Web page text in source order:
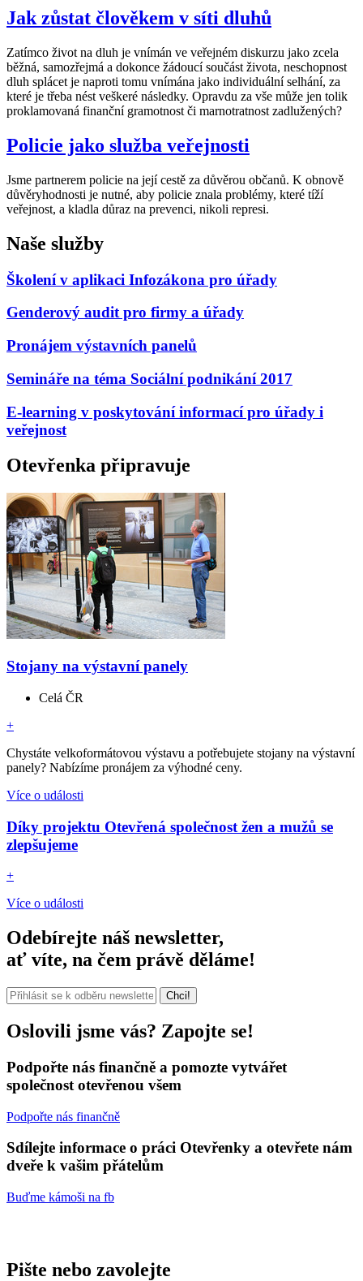
Jak zůstat člověkem v síti dluhů
Zatímco život na dluh je vnímán ve veřejném diskurzu jako zcela
běžná, samozřejmá a dokonce žádoucí součást života, neschopnost
dluh splácet je naproti tomu vnímána jako individuální selhání, za
které je třeba nést veškeré následky. Opravdu za vše může jen tolik
proklamovaná finanční gramotnost či marnotratnost zadlužených?
Policie jako služba veřejnosti
Jsme partnerem policie na její cestě za důvěrou občanů. K obnově
důvěryhodnosti je nutné, aby policie znala problémy, které tíží
veřejnost, a kladla důraz na prevenci, nikoli represi.
Naše služby
Školení v aplikaci Infozákona pro úřady
Genderový audit pro firmy a úřady
Pronájem výstavních panelů
Semináře na téma Sociální podnikání 2017
E-learning v poskytování informací pro úřady i
veřejnost
Otevřenka připravuje
Stojany na výstavní panely
Celá ČR
+
Chystáte velkoformátovou výstavu a potřebujete stojany na výstavní
panely? Nabízíme pronájem za výhodné ceny.
Více o události
Díky projektu Otevřená společnost žen a mužů se
zlepšujeme
+
Více o události
Odebírejte náš newsletter,
ať víte, na čem právě děláme!
Chci!
Oslovili jsme vás? Zapojte se!
Podpořte nás finančně a pomozte vytvářet
společnost otevřenou všem
Podpořte nás finančně
Sdílejte informace o práci Otevřenky a otevřete nám
dveře k vašim přátelům
Buďme kámoši na fb
Pište nebo zavolejte